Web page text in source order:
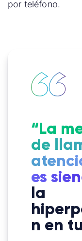
por teléfono.
“La
de
es
la
n en